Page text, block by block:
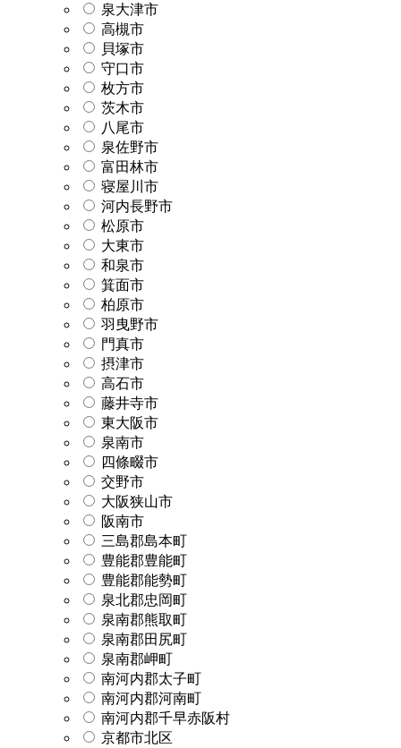
泉大津市
高槻市
貝塚市
守口市
枚方市
茨木市
八尾市
泉佐野市
富田林市
寝屋川市
河内長野市
松原市
大東市
和泉市
箕面市
柏原市
羽曳野市
門真市
摂津市
高石市
藤井寺市
東大阪市
泉南市
四條畷市
交野市
大阪狭山市
阪南市
三島郡島本町
豊能郡豊能町
豊能郡能勢町
泉北郡忠岡町
泉南郡熊取町
泉南郡田尻町
泉南郡岬町
南河内郡太子町
南河内郡河南町
南河内郡千早赤阪村
京都市北区